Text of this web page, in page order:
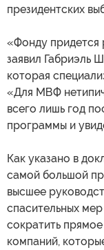
президентских
«Фонду придется
заявил Габриэль
которая
«Для МВФ
всего лишь год
программы и
Как указано в
самой большой
высшее
спасительных
сократить
компаний,